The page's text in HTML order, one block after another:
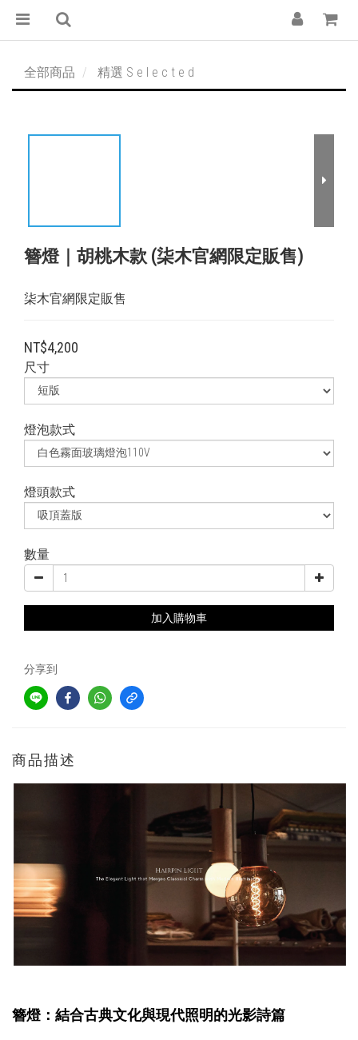
全部商品 精選 S e l e c t e d
簪燈｜胡桃木款 (柒木官網限定販售)
柒木官網限定販售
NT$4,200
尺寸
燈泡款式
燈頭款式
數量
加入購物車
分享到
商品描述
簪燈：結合古典文化與現代照明的光影詩篇